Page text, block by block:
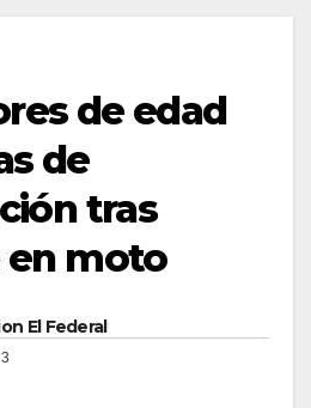
de edad
de
tras
en moto
El Federal